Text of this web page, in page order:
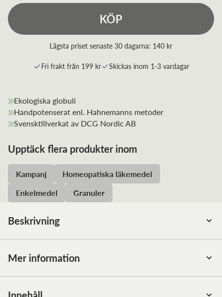
KÖP
Lägsta priset senaste 30 dagarna: 140 kr
Fri frakt från 199 kr Skickas inom 1-3 vardagar
Ekologiska globuli
Handpotenserat enl. Hahnemanns metoder
Svensktillverkat av DCG Nordic AB
Upptäck flera produkter inom
Kampanj
Homeopatiska läkemedel
Enkelmedel
Granuler
Beskrivning
enligt GMP (Good Manufacturing Practice) i egen
Mer information
Nordic AB, enligt Hahnemanns principer. Homeopatiska